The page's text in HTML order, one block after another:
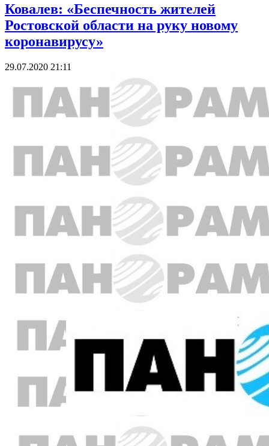
Ковалев: «Беспечность жителей
Ростовской области на руку новому
коронавирусу»
29.07.2020 21:11